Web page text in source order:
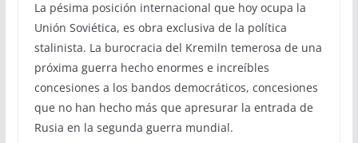
La pésima posición internacional que hoy ocupa la
Unión Soviética, es obra exclusiva de la política
stalinista. La burocracia del Kremiln temerosa de una
próxima guerra hecho enormes e increíbles
concesiones a los bandos democráticos, concesiones
que no han hecho más que apresurar la entrada de
Rusia en la segunda guerra mundial.